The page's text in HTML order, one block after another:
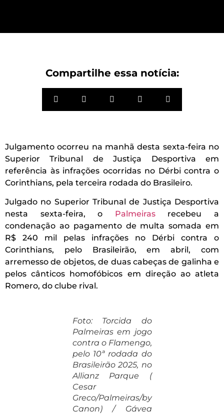
Compartilhe essa notícia:
Julgamento ocorreu na manhã desta sexta-feira no
Superior Tribunal de Justiça Desportiva em
referência às infrações ocorridas no Dérbi contra o
Corinthians, pela terceira rodada do Brasileiro.
Julgado no Superior Tribunal de Justiça Desportiva
nesta sexta-feira, o Palmeirasrecebeu a
condenação ao pagamento de multa somada em
R$ 240 mil pelas infrações no Dérbi contra o
Corinthians, pelo Brasileirão, em abril, com
arremesso de objetos, de duas cabeças de galinha e
pelos cânticos homofóbicos em direção ao atleta
Romero, do clube rival.
Foto: Torcida do
Palmeiras em jogo
contra o Flamengo,
pelo 10ª rodada do
Brasileirão 2025, no
Allianz Parque (
Cesar
Greco/Palmeiras/by
Canon) / Gávea